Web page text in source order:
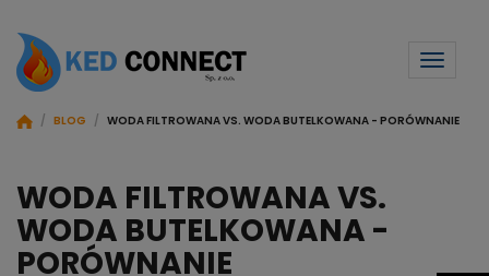
Toggle
/ BLOG / WODA FILTROWANA VS. WODA BUTELKOWANA - PORÓWNANIE
WODA FILTROWANA VS.
WODA BUTELKOWANA -
PORÓWNANIE